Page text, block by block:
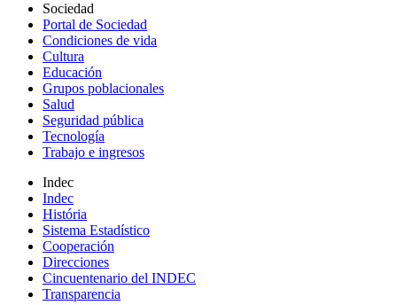
Sociedad
Portal de Sociedad
Condiciones de vida
Cultura
Educación
Grupos poblacionales
Salud
Seguridad pública
Tecnología
Trabajo e ingresos
Indec
Indec
História
Sistema Estadístico
Cooperación
Direcciones
Cincuentenario del INDEC
Transparencia